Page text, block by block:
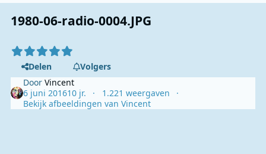
1980-06-radio-0004.JPG
Delen
Volgers
DoorVincent
6 juni 201610 jr.
1.221 weergaven
Bekijk afbeeldingen van Vincent